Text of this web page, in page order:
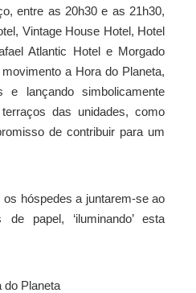
entre as 20h30 e as 21h30,
Vintage House Hotel, Hotel
Atlantic Hotel e Morgado
a Hora do Planeta,
lançando simbolicamente
das unidades, como
de contribuir para um
hóspedes a juntarem-se ao
papel, ‘iluminando’ esta
do Planeta